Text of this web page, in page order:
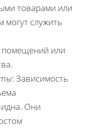
товарами или
могут служить
помещений или
: Зависимость
Они